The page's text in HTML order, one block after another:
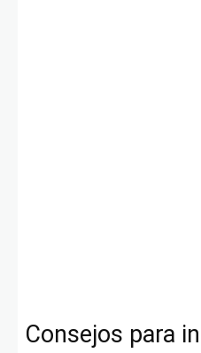
Consejos para